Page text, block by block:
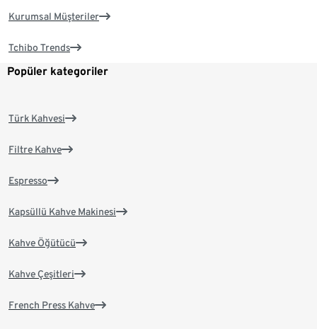
Kurumsal Müşteriler
Tchibo Trends
Popüler kategoriler
Türk Kahvesi
Filtre Kahve
Espresso
Kapsüllü Kahve Makinesi
Kahve Öğütücü
Kahve Çeşitleri
French Press Kahve